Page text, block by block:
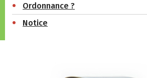
Ordonnance ?
Notice